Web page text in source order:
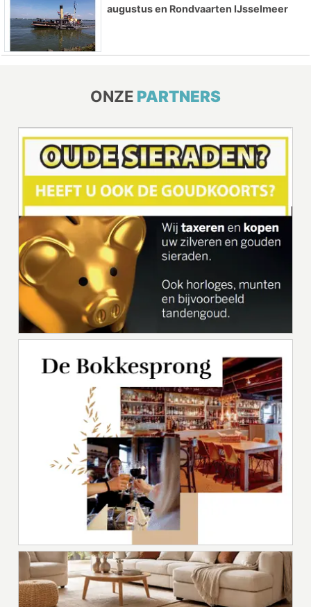
augustus en Rondvaarten IJsselmeer
ONZE PARTNERS